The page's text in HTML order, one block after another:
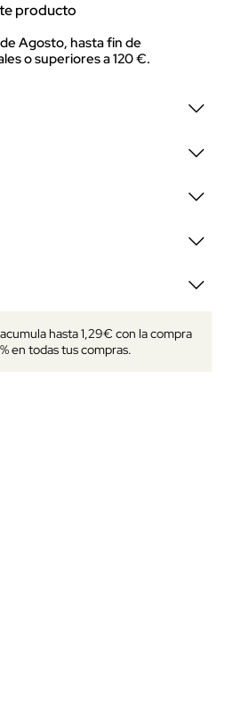
producto
Agosto, hasta fin de
o superiores a 120 €.
hasta 1,29€ con la compra
en todas tus compras.